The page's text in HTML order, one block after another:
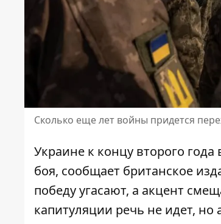
Сколько еще лет войны придется
Украине к концу второго
боя, сообщает британское
победу угасают, а акцент
капитуляции речь не идет,